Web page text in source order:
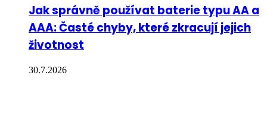
Jak správně používat baterie typu AA a
AAA: Časté chyby, které zkracují jejich
životnost
30.7.2026